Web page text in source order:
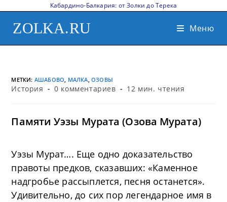
Кабардино-Балкария: от Золки до Терека
ZOLKA.RU Меню
МЕТКИ: АШАБОВО, МАЛКА, ОЗОВЫ
История 0 комментариев 12 мин. чтения
Памяти Уэзы Мурата (Озова Мурата)
Уэзы Мурат…. Еще одно доказательство
правоты предков, сказавших: «Каменное
надгробье рассыплется, песня останется».
Удивительно, до сих пор легендарное имя в